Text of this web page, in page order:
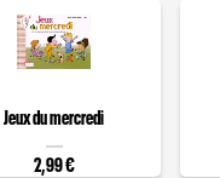
Jeux du mercredi
2,99 €